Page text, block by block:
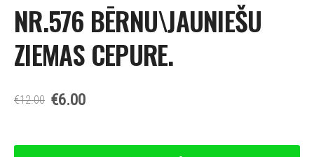
NR.576 BĒRNU\JAUNIEŠU
ZIEMAS CEPURE.
€12.00 €6.00